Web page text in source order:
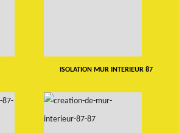
ISOLATION MUR INTERIEUR 87